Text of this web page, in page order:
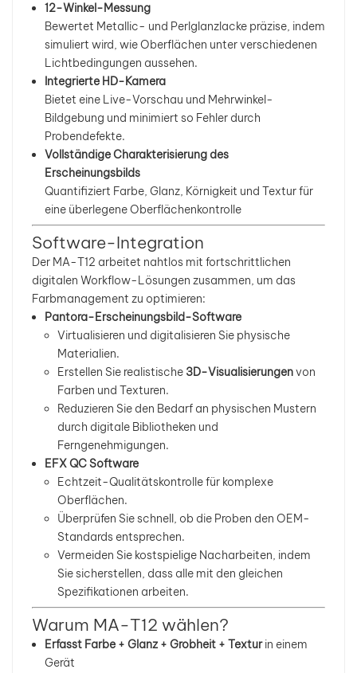
12-Winkel-Messung
Bewertet Metallic- und Perlglanzlacke präzise, ​​indem
simuliert wird, wie Oberflächen unter verschiedenen
Lichtbedingungen aussehen.
Integrierte HD-Kamera
Bietet eine Live-Vorschau und Mehrwinkel-
Bildgebung und minimiert so Fehler durch
Probendefekte.
Vollständige Charakterisierung des
Erscheinungsbilds
Quantifiziert Farbe, Glanz, Körnigkeit und Textur für
eine überlegene Oberflächenkontrolle
Software-Integration
Der MA-T12 arbeitet nahtlos mit fortschrittlichen
digitalen Workflow-Lösungen zusammen, um das
Farbmanagement zu optimieren:
Pantora-Erscheinungsbild-Software
Virtualisieren und digitalisieren Sie physische
Materialien.
Erstellen Sie realistische 3D-Visualisierungenvon
Farben und Texturen.
Reduzieren Sie den Bedarf an physischen Mustern
durch digitale Bibliotheken und
Ferngenehmigungen.
EFX QC Software
Echtzeit-Qualitätskontrolle für komplexe
Oberflächen.
Überprüfen Sie schnell, ob die Proben den OEM-
Standards entsprechen.
Vermeiden Sie kostspielige Nacharbeiten, indem
Sie sicherstellen, dass alle mit den gleichen
Spezifikationen arbeiten.
Warum MA-T12 wählen?
Erfasst Farbe + Glanz + Grobheit + Texturin einem
Gerät